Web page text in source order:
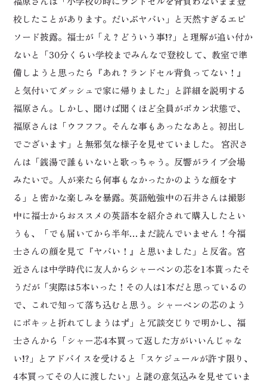
校したことがあります。だいぶヤバい」と天然すぎるエピ
ソード披露。福士が「え？どういう事!?」と理解が追い付か
ないと「30分くらい学校までみんなで登校して、教室で準
備しようと思ったら『あれ？ランドセル背負ってない！』
と気付いてダッシュで家に帰りました」と詳細を説明する
福原さん。しかし、聞けば聞くほど全員がポカン状態で、
福原さんは「ウフフフ。そんな事もあったなあと。初出し
でございます」と無邪気な様子を見せていました。 宮沢さ
んは「銭湯で誰もいないと歌っちゃう。反響がライブ会場
みたいで。人が来たら何事もなかったかのような顔をす
る」と密かな楽しみを暴露。英語勉強中の石井さんは撮影
中に福士からおススメの英語本を紹介されて購入したとい
うも、「でも届いてから半年…まだ読んでいません！今福
士さんの顔を見て『ヤバい！』と思いました」と反省。宮
近さんは中学時代に友人からシャーペンの芯を1本貰ったそ
うだが「実際は5本いった！その人は1本だと思っているの
で、これで知って落ち込むと思う。シャーペンの芯のよう
にポキッと折れてしまうはず」と冗談交じりで明かし、福
士さんから「シャー芯4本買って返した方がいいんじゃな
い!?」とアドバイスを受けると「スケジュールが許す限り、
4本買ってその人に渡したい」と謎の意気込みを見せていま